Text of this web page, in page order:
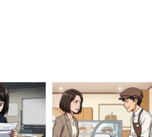
男性が手に入れる美しい妻「ト